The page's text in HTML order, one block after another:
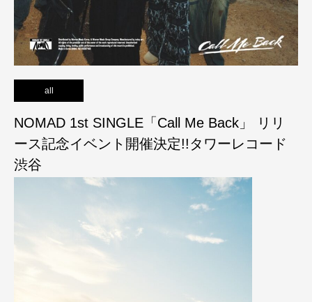
all
NOMAD 1st SINGLE「Call Me Back」 リリ
ース記念イベント開催決定!!タワーレコード
渋谷